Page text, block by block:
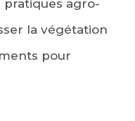
pratiques agro-
la végétation
pour